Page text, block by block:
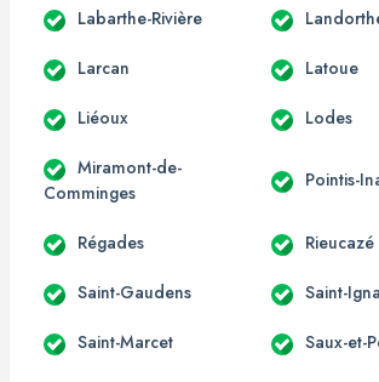
Labarthe-Rivière
Larcan Latoue
Liéoux Lodes
Miramont-de-
Comminges
Pointis-
Régades Rieucazé
Saint-Gaudens Saint-
Saint-Marcet Saux-et-